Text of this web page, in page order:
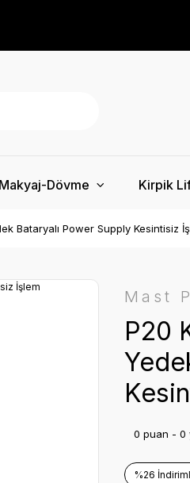
Makyaj-Dövme Kirpik
Bataryalı Power Supply Kesintisiz
Mast
P20
0 puan - 0
%26